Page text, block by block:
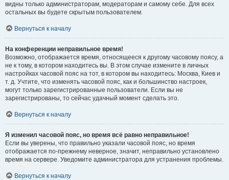
видны только администраторам, модераторам и самому себе. Для всех
остальных вы будете скрытым пользователем.
Вернуться к началу
На конференции неправильное время!
Возможно, отображается время, относящееся к другому часовому поясу, а
не к тому, в котором находитесь вы. В этом случае измените в личных
настройках часовой пояс на тот, в котором вы находитесь: Москва, Киев и
т. д. Учтите, что изменять часовой пояс, как и большинство настроек,
могут только зарегистрированные пользователи. Если вы не
зарегистрированы, то сейчас удачный момент сделать это.
Вернуться к началу
Я изменил часовой пояс, но время всё равно неправильное!
Если вы уверены, что правильно указали часовой пояс, но время
отображается по-прежнему неверное, значит, неправильно установлено
время на сервере. Уведомите администратора для устранения проблемы.
Вернуться к началу